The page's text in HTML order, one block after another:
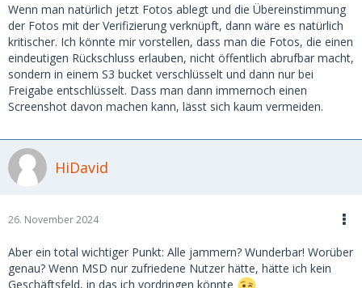
Wenn man natürlich jetzt Fotos ablegt und die Übereinstimmung
der Fotos mit der Verifizierung verknüpft, dann wäre es natürlich
kritischer. Ich könnte mir vorstellen, dass man die Fotos, die einen
eindeutigen Rückschluss erlauben, nicht öffentlich abrufbar macht,
sondern in einem S3 bucket verschlüsselt und dann nur bei
Freigabe entschlüsselt. Dass man dann immernoch einen
Screenshot davon machen kann, lässt sich kaum vermeiden.
HiDavid
26. November 2024
Aber ein total wichtiger Punkt: Alle jammern? Wunderbar! Worüber
genau? Wenn MSD nur zufriedene Nutzer hätte, hätte ich kein
Geschäftsfeld, in das ich vordringen könnte